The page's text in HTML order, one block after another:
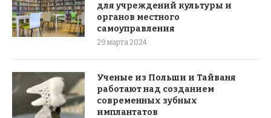
для учреждений культуры и
органов местного
самоуправления
29 марта 2024
Ученые из Польши и Тайваня
работают над созданием
современных зубных
имплантатов